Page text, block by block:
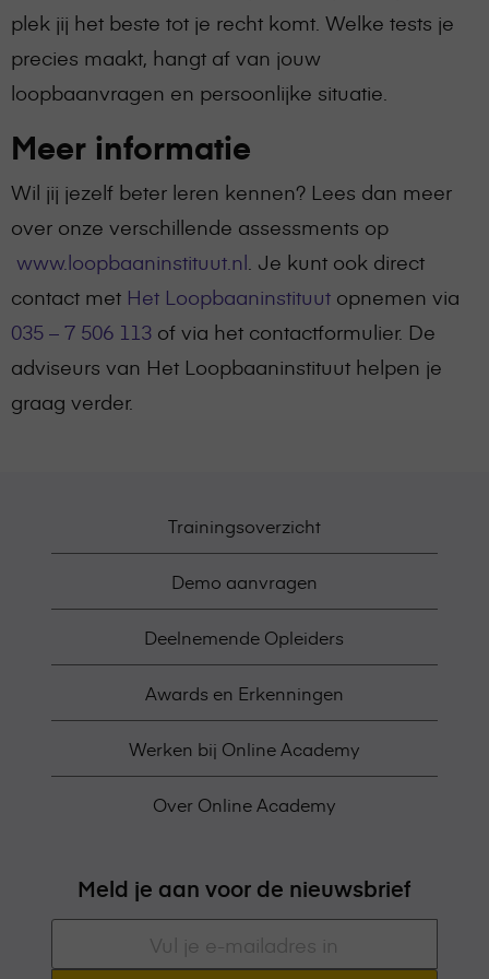
plek jij het beste tot je recht komt. Welke tests je
precies maakt, hangt af van jouw
loopbaanvragen en persoonlijke situatie.
Meer informatie
Wil jij jezelf beter leren kennen? Lees dan meer
over onze verschillende assessments op
www.loopbaaninstituut.nl. Je kunt ook direct
contact met Het Loopbaaninstituut opnemen via
035 – 7 506 113 of via het contactformulier. De
adviseurs van Het Loopbaaninstituut helpen je
graag verder.
Trainingsoverzicht
Demo aanvragen
Deelnemende Opleiders
Awards en Erkenningen
Werken bij Online Academy
Over Online Academy
Meld je aan voor de nieuwsbrief
*